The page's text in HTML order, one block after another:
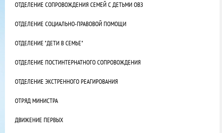
ОТДЕЛЕНИЕ СОПРОВОЖДЕНИЯ СЕМЕЙ С ДЕТЬМИ ОВЗ
ОТДЕЛЕНИЕ СОЦИАЛЬНО-ПРАВОВОЙ ПОМОЩИ
ОТДЕЛЕНИЕ "ДЕТИ В СЕМЬЕ"
ОТДЕЛЕНИЕ ПОСТИНТЕРНАТНОГО СОПРОВОЖДЕНИЯ
ОТДЕЛЕНИЕ ЭКСТРЕННОГО РЕАГИРОВАНИЯ
ОТРЯД МИНИСТРА
ДВИЖЕНИЕ ПЕРВЫХ